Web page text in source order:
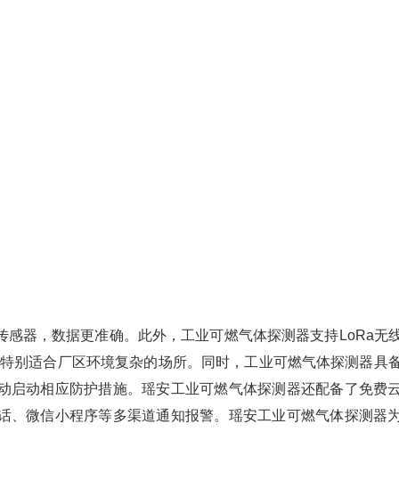
器，数据更准确。此外，工业可燃气体探测器支持LoRa无
别适合厂区环境复杂的场所。同时，工业可燃气体探测器具
动相应防护措施。瑶安工业可燃气体探测器还配备了免费
微信小程序等多渠道通知报警。瑶安工业可燃气体探测器